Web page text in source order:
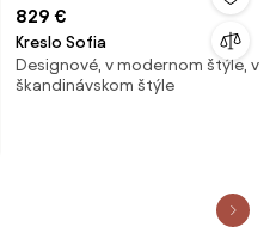
829 €
Kreslo Sofia
Designové, v modernom štýle, v
škandinávskom štýle